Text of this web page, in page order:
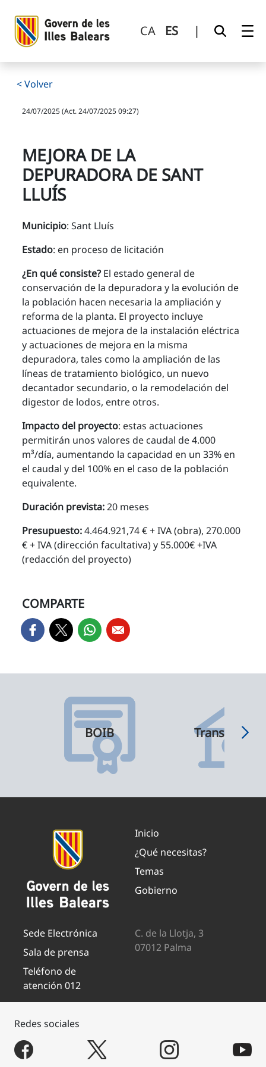
CA ES |
< Volver
24/07/2025 (Act. 24/07/2025 09:27)
MEJORA DE LA
DEPURADORA DE SANT
LLUÍS
Municipio: Sant Lluís
Estado: en proceso de licitación
¿En qué consiste?El estado general de
conservación de la depuradora y la evolución de
la población hacen necesaria la ampliación y
reforma de la planta. El proyecto incluye
actuaciones de mejora de la instalación eléctrica
y actuaciones de mejora en la misma
depuradora, tales como la ampliación de las
líneas de tratamiento biológico, un nuevo
decantador secundario, o la remodelación del
digestor de lodos, entre otros.
Impacto del proyecto: estas actuaciones
permitirán unos valores de caudal de 4.000
m³/día, aumentando la capacidad en un 33% en
el caudal y del 100% en el caso de la población
equivalente.
Duración prevista:20 meses
Presupuesto:4.464.921,74 € + IVA (obra), 270.000
€ + IVA (dirección facultativa) y 55.000€ +IVA
(redacción del proyecto)
COMPARTE
BOIB
Inicio
¿Qué necesitas?
Temas
Gobierno
Sede Electrónica
Sala de prensa
Teléfono de
atención 012
C. de la Llotja, 3
07012 Palma
Redes sociales